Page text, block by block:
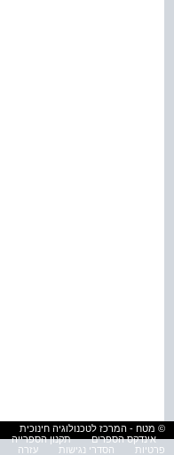
© מטח - המרכז לטכנולוגיה חינוכית
אינדקס הספרים
תקנון הספרייה
פרטיות
הסדרי נגישות עזרה